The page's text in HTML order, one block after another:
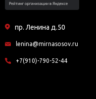
пр. Ленина д.50
lenina@mirnasosov.ru
+7(910)-790-52-44